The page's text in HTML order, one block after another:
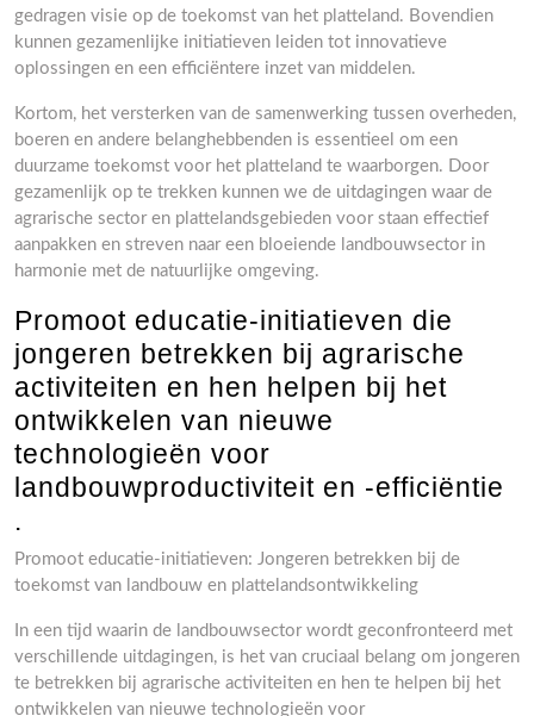
gedragen visie op de toekomst van het platteland. Bovendien
kunnen gezamenlijke initiatieven leiden tot innovatieve
oplossingen en een efficiëntere inzet van middelen.
Kortom, het versterken van de samenwerking tussen overheden,
boeren en andere belanghebbenden is essentieel om een
duurzame toekomst voor het platteland te waarborgen. Door
gezamenlijk op te trekken kunnen we de uitdagingen waar de
agrarische sector en plattelandsgebieden voor staan effectief
aanpakken en streven naar een bloeiende landbouwsector in
harmonie met de natuurlijke omgeving.
Promoot educatie-initiatieven die
jongeren betrekken bij agrarische
activiteiten en hen helpen bij het
ontwikkelen van nieuwe
technologieën voor
landbouwproductiviteit en -efficiëntie
.
Promoot educatie-initiatieven: Jongeren betrekken bij de
toekomst van landbouw en plattelandsontwikkeling
In een tijd waarin de landbouwsector wordt geconfronteerd met
verschillende uitdagingen, is het van cruciaal belang om jongeren
te betrekken bij agrarische activiteiten en hen te helpen bij het
ontwikkelen van nieuwe technologieën voor